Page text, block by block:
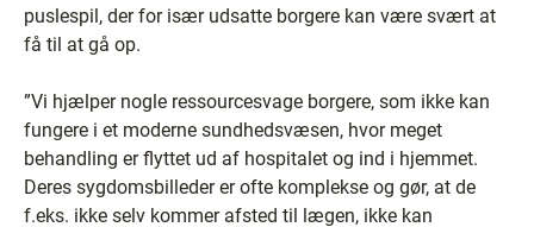
puslespil, der for især udsatte borgere kan være svært at
få til at gå op.
”Vi hjælper nogle ressourcesvage borgere, som ikke kan
fungere i et moderne sundhedsvæsen, hvor meget
behandling er flyttet ud af hospitalet og ind i hjemmet.
Deres sygdomsbilleder er ofte komplekse og gør, at de
f.eks. ikke selv kommer afsted til lægen, ikke kan